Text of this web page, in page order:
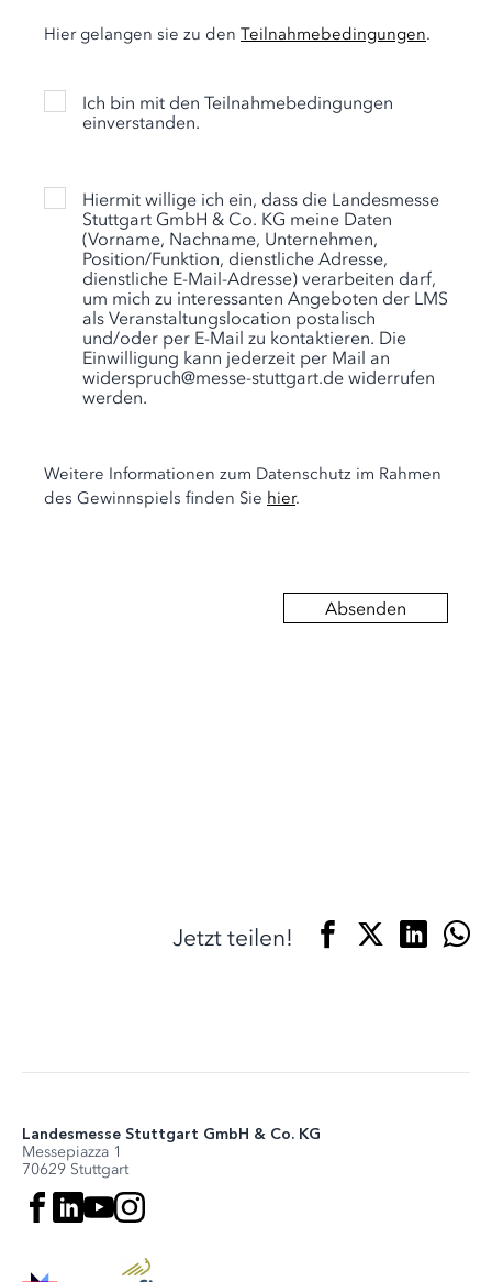
Hier gelangen sie zu den Teilnahmebedingungen.
Ich bin mit den Teilnahmebedingungen
einverstanden.
Hiermit willige ich ein, dass die Landesmesse
Stuttgart GmbH & Co. KG meine Daten
(Vorname, Nachname, Unternehmen,
Position/Funktion, dienstliche Adresse,
dienstliche E-Mail-Adresse) verarbeiten darf,
um mich zu interessanten Angeboten der LMS
als Veranstaltungslocation postalisch
und/oder per E-Mail zu kontaktieren. Die
Einwilligung kann jederzeit per Mail an
widerspruch@messe-stuttgart.de widerrufen
werden.
Weitere Informationen zum Datenschutz im Rahmen
des Gewinnspiels finden Sie hier.
Absenden
Jetzt teilen!
Landesmesse Stuttgart GmbH & Co. KG
Messepiazza 1
70629 Stuttgart